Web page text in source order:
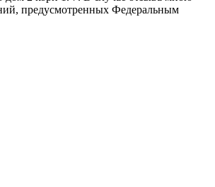
предусмотренных Федеральным